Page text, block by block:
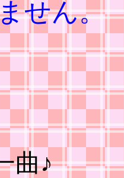
せん。
曲♪